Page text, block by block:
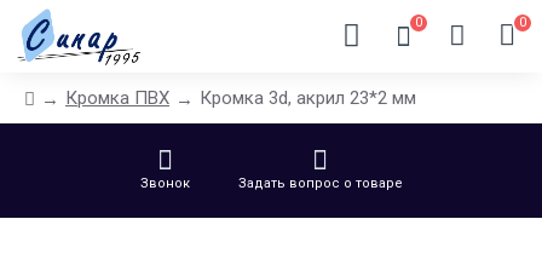
0 0
Кромка ПВХ Кромка 3d, акрил 23*2 мм
Звонок Задать вопрос о товаре